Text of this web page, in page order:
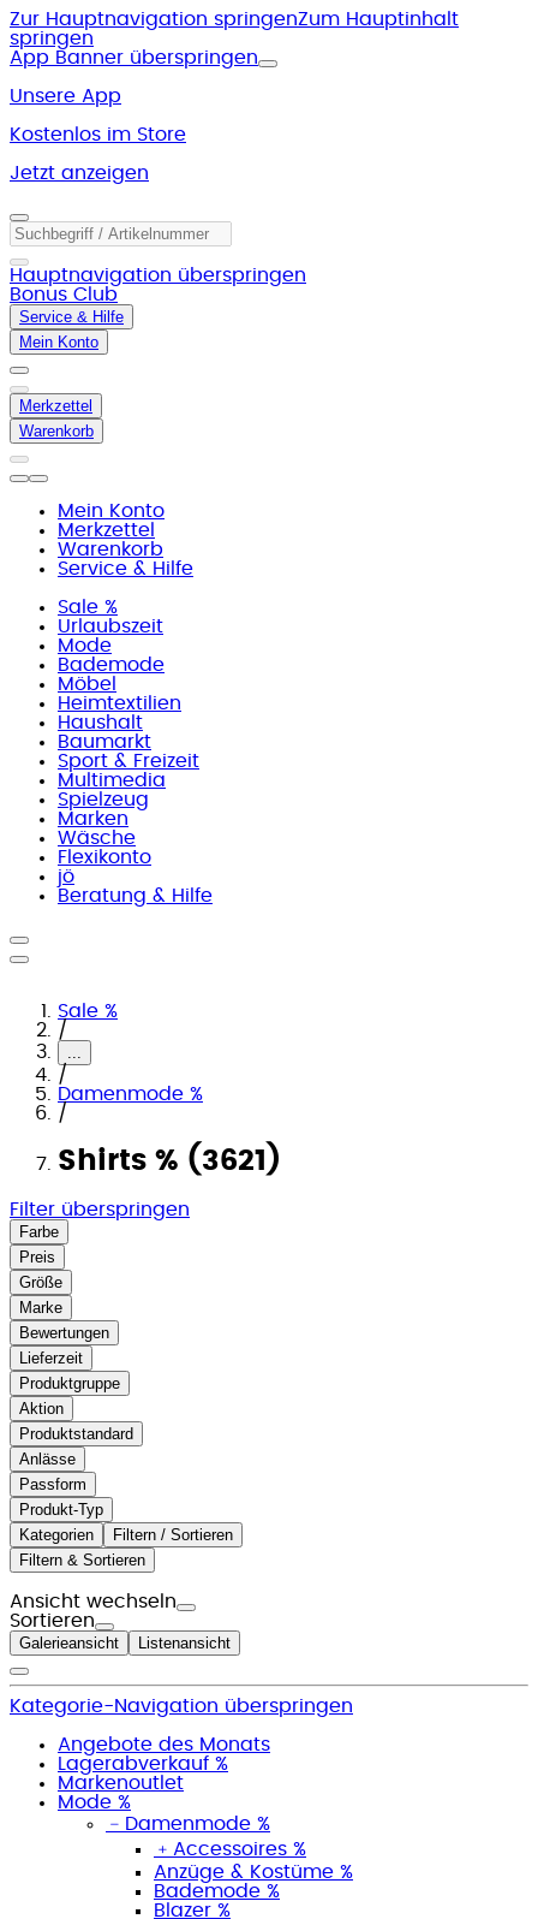
Zur Hauptnavigation springenZum Hauptinhalt
springen
App Banner überspringen
Unsere App
Kostenlos im Store
Jetzt anzeigen
Hauptnavigation überspringen
Bonus Club
Service & Hilfe
Mein Konto
Merkzettel
Warenkorb
Mein Konto
Merkzettel
Warenkorb
Service & Hilfe
Sale %
Urlaubszeit
Mode
Bademode
Möbel
Heimtextilien
Haushalt
Baumarkt
Sport & Freizeit
Multimedia
Spielzeug
Marken
Wäsche
Flexikonto
jö
Beratung & Hilfe
Sale %
/
...
/
Damenmode %
/
Shirts % (3621)
Filter überspringen
Farbe
Preis
Größe
Marke
Bewertungen
Lieferzeit
Produktgruppe
Aktion
Produktstandard
Anlässe
Passform
Produkt-Typ
Kategorien
Filtern / Sortieren
Filtern & Sortieren
Ansicht wechseln
Sortieren
Galerieansicht Listenansicht
Kategorie-Navigation überspringen
Angebote des Monats
Lagerabverkauf %
Markenoutlet
Mode %
﹣ Damenmode %
﹢ Accessoires %
Anzüge & Kostüme %
Bademode %
Blazer %